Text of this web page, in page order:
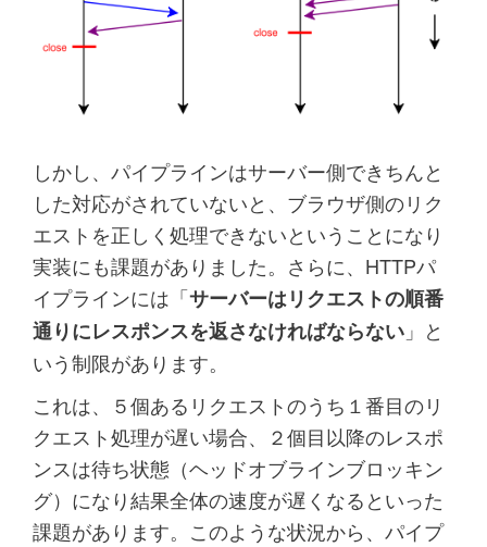
しかし、パイプラインはサーバー側できちんと
した対応がされていないと、ブラウザ側のリク
エストを正しく処理できないということになり
実装にも課題がありました。さらに、HTTPパ
イプラインには「サーバーはリクエストの順番
通りにレスポンスを返さなければならない 」と
いう制限があります。
これは、５個あるリクエストのうち１番目のリ
クエスト処理が遅い場合、２個目以降のレスポ
ンスは待ち状態（ヘッドオブラインブロッキン
グ）になり結果全体の速度が遅くなるといった
課題があります。このような状況から、パイプ